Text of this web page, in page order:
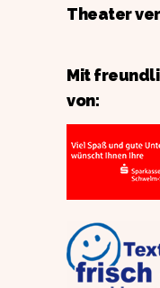
Theater
Mit
von: